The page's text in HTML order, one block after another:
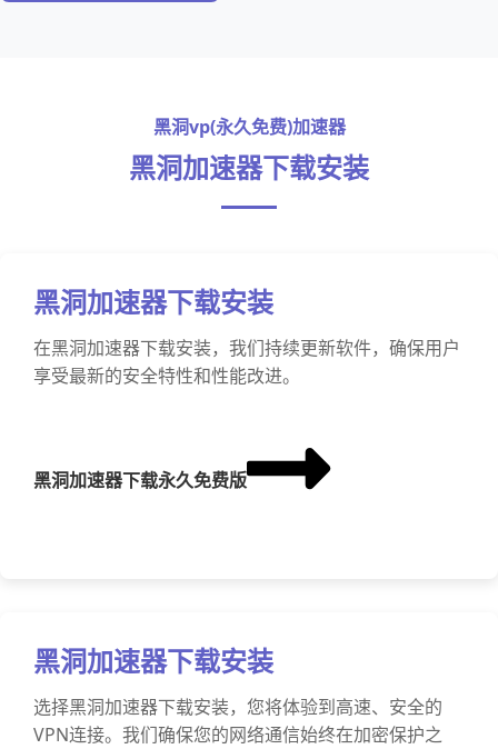
黑洞vp(永久免费)加速器
黑洞加速器下载安装
黑洞加速器下载安装
在黑洞加速器下载安装，我们持续更新软件，确保用户
享受最新的安全特性和性能改进。
黑洞加速器下载永久免费版
黑洞加速器下载安装
选择黑洞加速器下载安装，您将体验到高速、安全的
VPN连接。我们确保您的网络通信始终在加密保护之